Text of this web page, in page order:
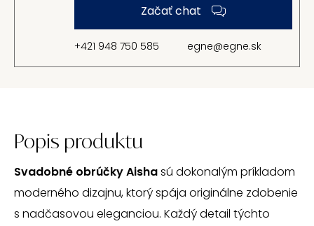
Začať chat
+421 948 750 585 egne@egne.sk
Popis produktu
Svadobné obrúčky Aishasú dokonalým príkladom
moderného dizajnu, ktorý spája originálne zdobenie
s nadčasovou eleganciou. Každý detail týchto